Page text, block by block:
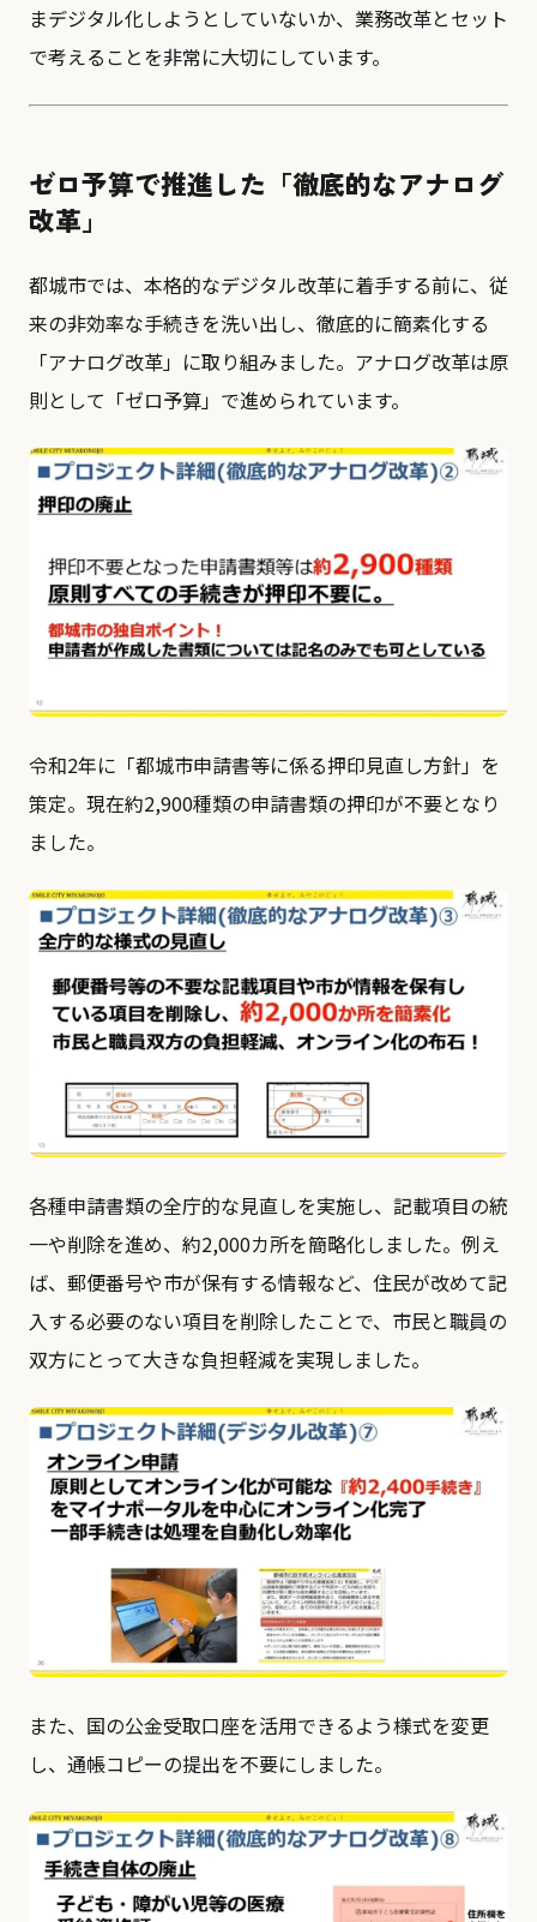
まデジタル化しようとしていないか、業務改革とセット
で考えることを非常に大切にしています。
ゼロ予算で推進した「徹底的なアナログ
改革」
都城市では、本格的なデジタル改革に着手する前に、従
来の非効率な手続きを洗い出し、徹底的に簡素化する
「アナログ改革」に取り組みました。アナログ改革は原
則として「ゼロ予算」で進められています。
令和2年に「都城市申請書等に係る押印見直し方針」を
策定。現在約2,900種類の申請書類の押印が不要となり
ました。
各種申請書類の全庁的な見直しを実施し、記載項目の統
一や削除を進め、約2,000カ所を簡略化しました。例え
ば、郵便番号や市が保有する情報など、住民が改めて記
入する必要のない項目を削除したことで、市民と職員の
双方にとって大きな負担軽減を実現しました。
また、国の公金受取口座を活用できるよう様式を変更
し、通帳コピーの提出を不要にしました。